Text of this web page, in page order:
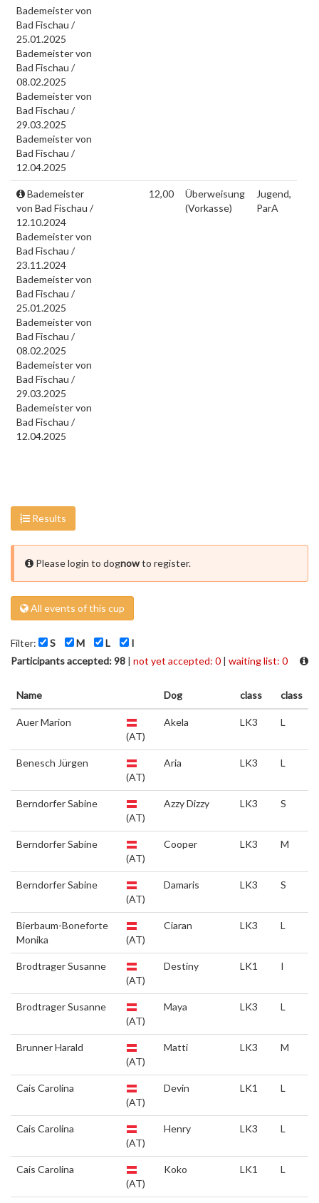
Bademeister von
Bad Fischau /
25.01.2025
Bademeister von
Bad Fischau /
08.02.2025
Bademeister von
Bad Fischau /
29.03.2025
Bademeister von
Bad Fischau /
12.04.2025
Bademeister
von Bad Fischau /
12.10.2024
Bademeister von
Bad Fischau /
23.11.2024
Bademeister von
Bad Fischau /
25.01.2025
Bademeister von
Bad Fischau /
08.02.2025
Bademeister von
Bad Fischau /
29.03.2025
Bademeister von
Bad Fischau /
12.04.2025
12,00
Überweisung
(Vorkasse)
Jugend,
ParA
Results
Please login to dognowto register.
All events of this cup
Filter: S M L
I
Participants accepted: 98 | not yet accepted: 0 | waiting list: 0
Name Dog class class
Auer Marion
(AT)
Akela LK3 L
Benesch Jürgen
(AT)
Aria LK3 L
Berndorfer Sabine
(AT)
Azzy Dizzy LK3 S
Berndorfer Sabine
(AT)
Cooper LK3 M
Berndorfer Sabine
(AT)
Damaris LK3 S
Bierbaum-Boneforte
Monika
(AT)
Ciaran LK3 L
Brodtrager Susanne
(AT)
Destiny LK1 I
Brodtrager Susanne
(AT)
Maya LK3 L
Brunner Harald
(AT)
Matti LK3 M
Cais Carolina
(AT)
Devin LK1 L
Cais Carolina
(AT)
Henry LK3 L
Cais Carolina
(AT)
Koko LK1 L